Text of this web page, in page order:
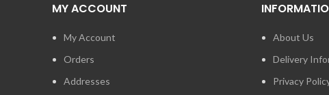
MY ACCOUNT
My Account
Orders
Addresses
About Us
Delivery
Privacy